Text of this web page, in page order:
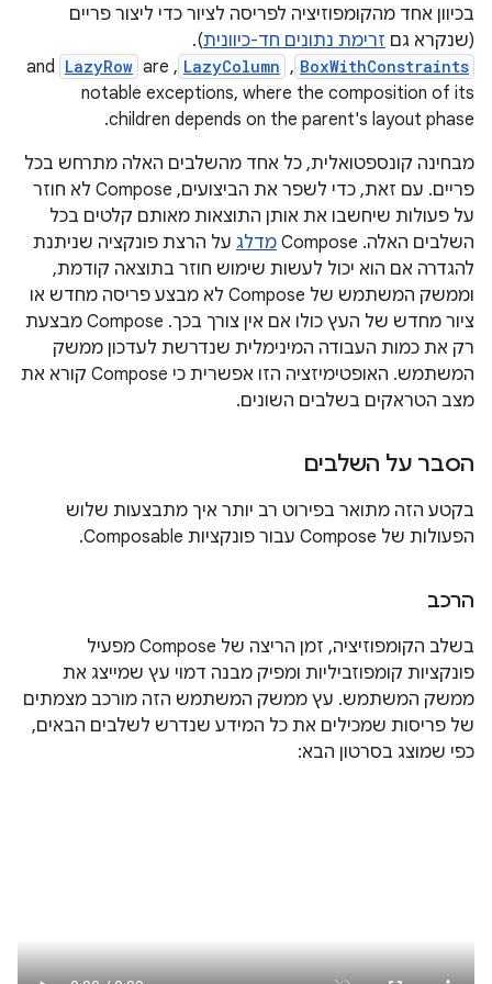
בכיוון אחד מהקומפוזיציה לפריסה לציור כדי ליצור פריים
(שנקרא גם זרימת נתונים חד-כיוונית).
BoxWithConstraints
,
LazyColumn
, and
LazyRow are
notable exceptions, where the composition of its
children depends on the parent's layout phase.
מבחינה קונספטואלית, כל אחד מהשלבים האלה מתרחש בכל
פריים. עם זאת, כדי לשפר את הביצועים, Compose לא חוזר
על פעולות שיחשבו את אותן התוצאות מאותם קלטים בכל
השלבים האלה. ‫Compose
מדלג על הרצת פונקציה שניתנת
להגדרה אם הוא יכול לעשות שימוש חוזר בתוצאה קודמת,
וממשק המשתמש של Compose לא מבצע פריסה מחדש או
ציור מחדש של העץ כולו אם אין צורך בכך. ‫Compose מבצעת
רק את כמות העבודה המינימלית שנדרשת לעדכון ממשק
המשתמש. האופטימיזציה הזו אפשרית כי Compose קורא את
מצב הטראקים בשלבים השונים.
הסבר על השלבים
בקטע הזה מתואר בפירוט רב יותר איך מתבצעות שלוש
הפעולות של Compose עבור פונקציות Composable.
הרכב
בשלב הקומפוזיציה, זמן הריצה של Compose מפעיל
פונקציות קומפוזביליות ומפיק מבנה דמוי עץ שמייצג את
ממשק המשתמש. עץ ממשק המשתמש הזה מורכב מצמתים
של פריסות שמכילים את כל המידע שנדרש לשלבים הבאים,
כפי שמוצג בסרטון הבא: